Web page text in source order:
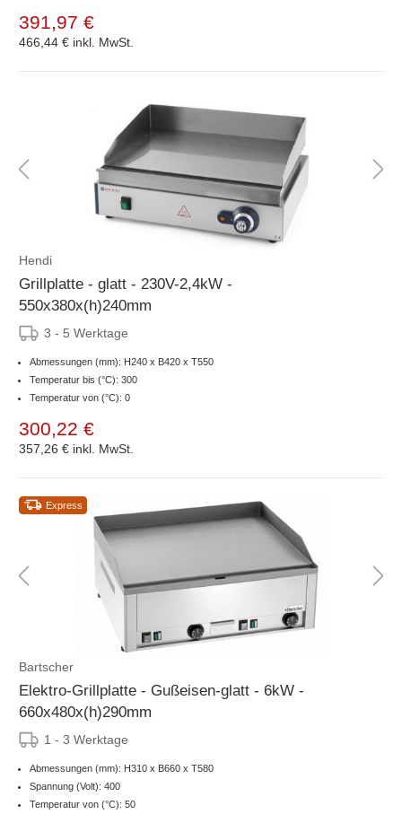
391,97 €
466,44 € inkl. MwSt.
Hendi
Grillplatte - glatt - 230V-2,4kW -
550x380x(h)240mm
3 - 5 Werktage
Abmessungen (mm): H240 x B420 x T550
Temperatur bis (°C): 300
Temperatur von (°C): 0
300,22 €
357,26 € inkl. MwSt.
Express
Bartscher
Elektro-Grillplatte - Gußeisen-glatt - 6kW -
660x480x(h)290mm
1 - 3 Werktage
Abmessungen (mm): H310 x B660 x T580
Spannung (Volt): 400
Temperatur von (°C): 50